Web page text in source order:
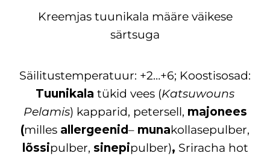
Kreemjas tuunikala määre väikese
särtsuga
Säilitustemperatuur: +2…+6; Koostisosad:
Tuunikala tükid vees (Katsuwouns
Pelamis) kapparid, petersell, majonees
(milles allergeenid– munakollasepulber,
lõssipulber, sinepipulber), Sriracha hot